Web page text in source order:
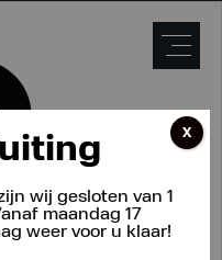
wij gesloten van 1
maandag 17
weer voor u klaar!
X